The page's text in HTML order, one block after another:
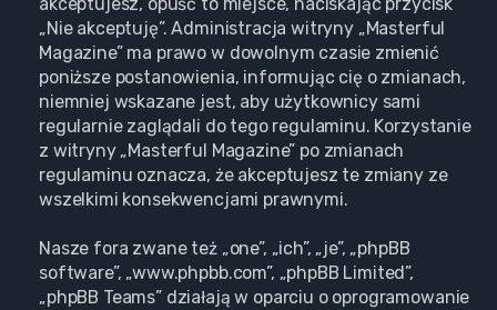
„Nie akceptuję”. Administracja witryny „Masterful
Magazine” ma prawo w dowolnym czasie zmienić
poniższe postanowienia, informując cię o zmianach,
niemniej wskazane jest, aby użytkownicy sami
regularnie zaglądali do tego regulaminu. Korzystanie
z witryny „Masterful Magazine” po zmianach
regulaminu oznacza, że akceptujesz te zmiany ze
wszelkimi konsekwencjami prawnymi.
Nasze fora zwane też „one”, „ich”, „je”, „phpBB
software”, „www.phpbb.com”, „phpBB Limited”,
„phpBB Teams” działają w oparciu o oprogramowanie